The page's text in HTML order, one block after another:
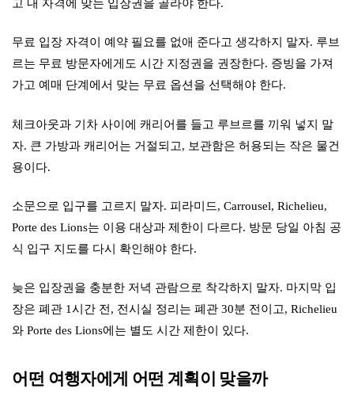
무료 입장 자격이 예약 필요를 없애 준다고 생각하지 말자. 루브
르는 무료 방문자에게도 시간 지정권을 권장한다. 증빙을 가져
가고 예매 단계에서 맞는 무료 옵션을 선택해야 한다.
체크아웃과 기차 사이에 캐리어를 들고 루브르를 끼워 넣지 말
자. 큰 가방과 캐리어는 거절되고, 보관함은 허용되는 작은 물건
용이다.
소문으로 입구를 고르지 말자. 피라미드, Carrousel, Richelieu,
Porte des Lions는 이용 대상과 제한이 다르다. 방문 당일 아침 공
식 입구 지도를 다시 확인해야 한다.
늦은 입장권을 충분한 저녁 관람으로 착각하지 말자. 마지막 입
장은 폐관 1시간 전, 전시실 정리는 폐관 30분 전이고, Richelieu
와 Porte des Lions에는 별도 시간 제한이 있다.
어떤 여행자에게 어떤 계획이 맞을까